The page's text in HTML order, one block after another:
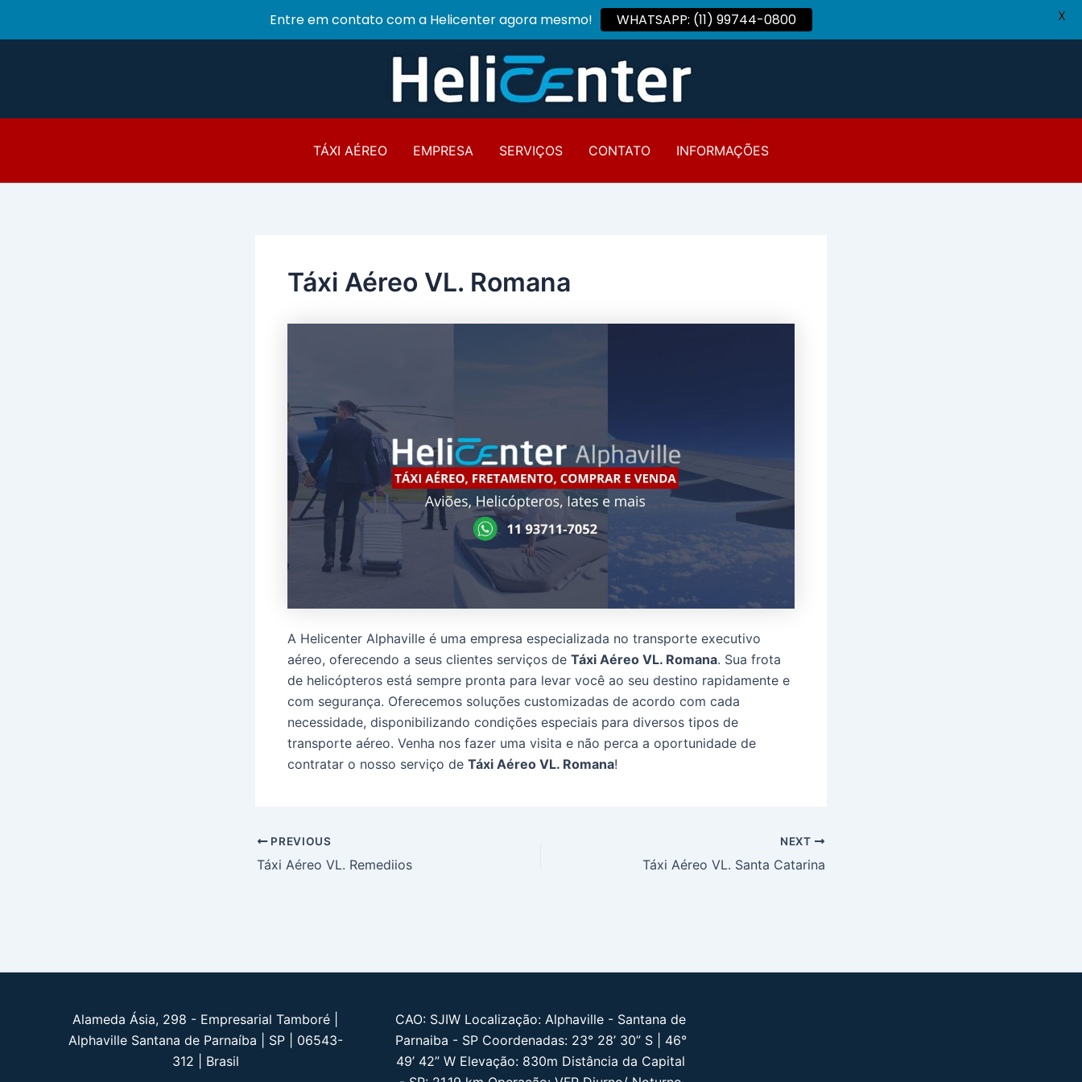
TÁXI AÉREO EMPRESA SERVIÇOS CONTATO INFORMAÇÕES
Táxi Aéreo VL. Romana
A Helicenter Alphaville é uma empresa especializada no transporte executivo
aéreo, oferecendo a seus clientes serviços de Táxi Aéreo VL. Romana. Sua frota
de helicópteros está sempre pronta para levar você ao seu destino rapidamente e
com segurança. Oferecemos soluções customizadas de acordo com cada
necessidade, disponibilizando condições especiais para diversos tipos de
transporte aéreo. Venha nos fazer uma visita e não perca a oportunidade de
contratar o nosso serviço de Táxi Aéreo VL. Romana!
Post
navigation
PREVIOUS
Táxi Aéreo VL. Remediios
NEXT
Táxi Aéreo VL. Santa Catarina
Alameda Ásia, 298 - Empresarial Tamboré |
Alphaville Santana de Parnaíba | SP | 06543-
312 | Brasil
CAO: SJIW Localização: Alphaville - Santana de
Parnaiba - SP Coordenadas: 23° 28’ 30” S | 46°
49’ 42” W Elevação: 830m Distância da Capital
Entre em contato com a Helicenter agora mesmo! WHATSAPP: (11) 99744-0800 X